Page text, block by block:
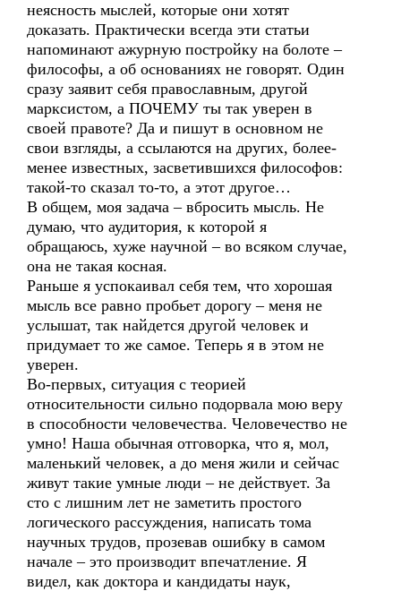
неясность мыслей, которые они хотят
доказать. Практически всегда эти статьи
напоминают ажурную постройку на болоте –
философы, а об основаниях не говорят. Один
сразу заявит себя православным, другой
марксистом, а ПОЧЕМУ ты так уверен в
своей правоте? Да и пишут в основном не
свои взгляды, а ссылаются на других, более-
менее известных, засветившихся философов:
такой-то сказал то-то, а этот другое…
В общем, моя задача – вбросить мысль. Не
думаю, что аудитория, к которой я
обращаюсь, хуже научной – во всяком случае,
она не такая косная.
Раньше я успокаивал себя тем, что хорошая
мысль все равно пробьет дорогу – меня не
услышат, так найдется другой человек и
придумает то же самое. Теперь я в этом не
уверен.
Во-первых, ситуация с теорией
относительности сильно подорвала мою веру
в способности человечества. Человечество не
умно! Наша обычная отговорка, что я, мол,
маленький человек, а до меня жили и сейчас
живут такие умные люди – не действует. За
сто с лишним лет не заметить простого
логического рассуждения, написать тома
научных трудов, прозевав ошибку в самом
начале – это производит впечатление. Я
видел, как доктора и кандидаты наук,